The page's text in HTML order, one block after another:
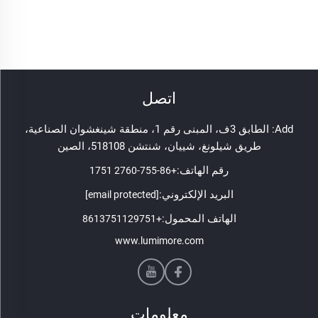
اتصل
Add: الطابق 3ف، المبنى رقم 1، منطقة شينغشوان الصناعية،
طريق شيلونغ، شييان، شنتشن 518108، الصين
رقم الهاتف:+86-755-2760 1751
البريد الإلكتروني:[email protected]
الهاتف المحمول:+8613751129751
www.lumimore.com
معلومات